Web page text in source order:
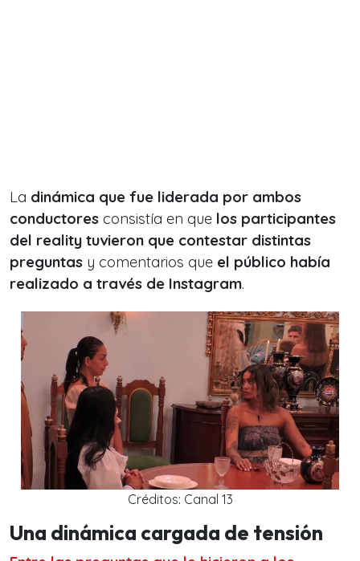
La dinámica que fue liderada por ambos
conductores consistía en que los participantes
del reality tuvieron que contestar distintas
preguntas y comentarios que el público había
realizado a través de Instagram.
Créditos: Canal 13
Una dinámica cargada de tensión